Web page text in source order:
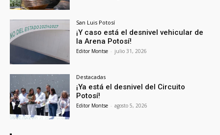
San Luis Potosí
¡Y caso está el desnivel vehicular de
la Arena Potosí!
Editor Montse - julio 31, 2026
Destacadas
¡Ya está el desnivel del Circuito
Potosí!
Editor Montse - agosto 5, 2026